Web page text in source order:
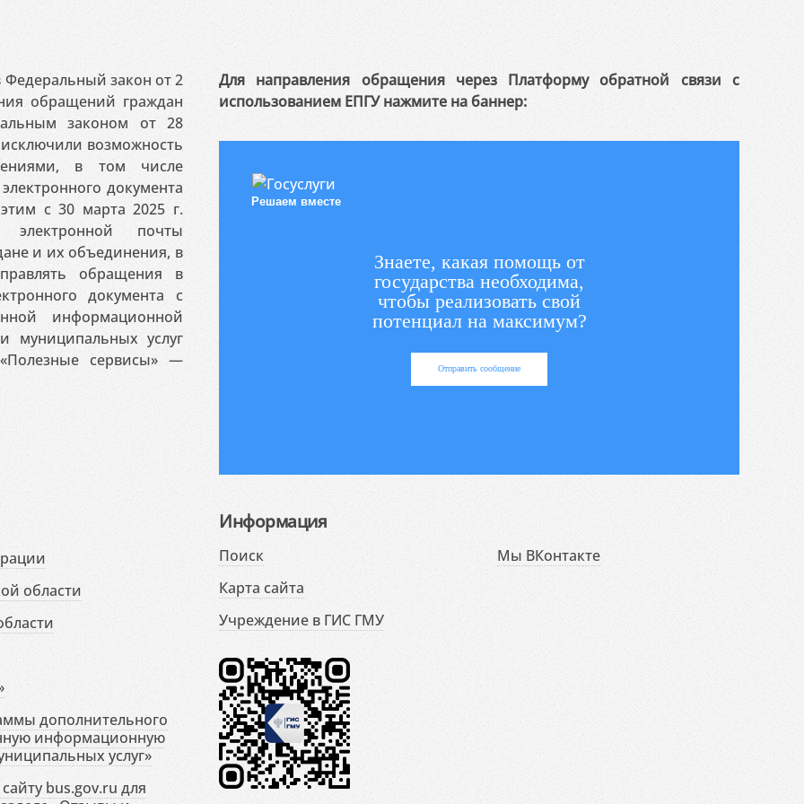
Федеральный закон от 2
обращений граждан
законом от 28
возможность
в том числе
документа
с 30 марта 2025 г.
почты
и их объединения, в
обращения в
документа с
информационной
муниципальных услуг
сервисы» —
Для направления обращения через Платформу обратной связи с
использованием ЕПГУ нажмите на баннер:
Решаем вместе
Знаете, какая помощь от
государства необходима,
чтобы реализовать свой
потенциал на максимум?
Отправить сообщение
области
дополнительного
информационную
услуг»
bus.gov.ru для
Информация
Поиск
Карта сайта
Учреждение в ГИС ГМУ
Мы ВКонтакте